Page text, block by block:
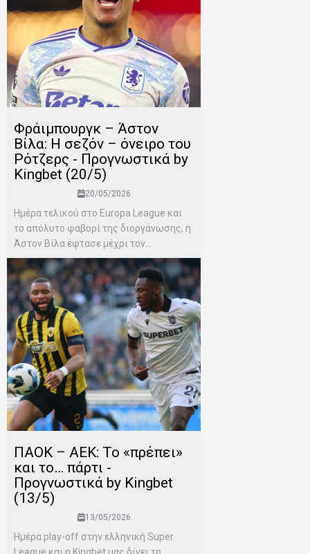
Φράιμπουργκ – Άστον
Βίλα: Η σεζόν – όνειρο του
Ρότζερς - Προγνωστικά by
Kingbet (20/5)
20/05/2026
Ημέρα τελικού στο Europa League και
το απόλυτο φαβορί της διοργάνωσης, η
Άστον Βίλα έφτασε μέχρι τον...
ΠΑΟΚ – ΑΕΚ: Το «πρέπει»
και το… πάρτι -
Προγνωστικά by Kingbet
(13/5)
13/05/2026
Ημέρα play-off στην ελληνική Super